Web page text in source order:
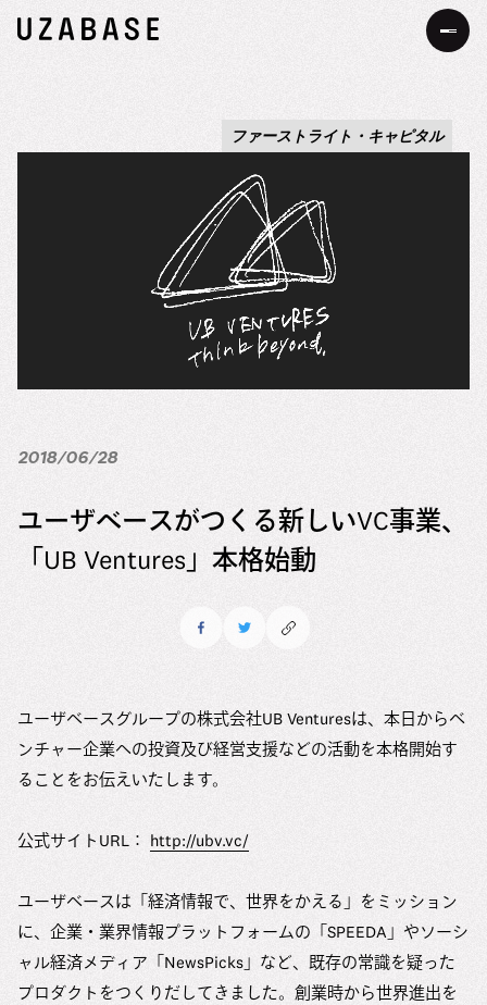
お問い合わせ
価値創造プロセス
マテリアリティの特定アプローチ
メッセージ
ユーザベースの多様性の現状
現在の取り組み
採用情報
メッセージ
中途採用
DEIBレポート
社員紹介
会社情報
会社情報
メディアキット
ファーストライト・キャピタル
2018/06/28
ユーザベースがつくる新しいVC事業、
「UB Ventures」本格始動
ユーザベースグループの株式会社UB Venturesは、本日からベ
ンチャー企業への投資及び経営支援などの活動を本格開始す
ることをお伝えいたします。
公式サイトURL： http://ubv.vc/
ユーザベースは「経済情報で、世界をかえる」をミッション
に、企業・業界情報プラットフォームの「SPEEDA」やソーシ
ャル経済メディア「NewsPicks」など、既存の常識を疑った
プロダクトをつくりだしてきました。創業時から世界進出を